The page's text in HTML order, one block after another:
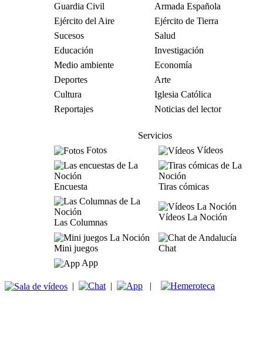
Guardia Civil
Armada Española
Ejército del Aire
Ejército de Tierra
Sucesos
Salud
Educación
Investigación
Medio ambiente
Economía
Deportes
Arte
Cultura
Iglesia Católica
Reportajes
Noticias del lector
Servicios
Fotos
Vídeos
Encuesta Tiras cómicas
Las Columnas
Vídeos La Noción
Mini juegos
Chat
App
| | |